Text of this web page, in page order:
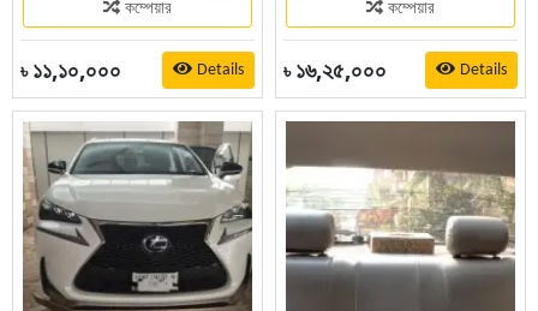
কম্পেয়ার
৳ ১১,১০,০০০ Details
কম্পেয়ার
৳ ১৬,২৫,০০০ Details